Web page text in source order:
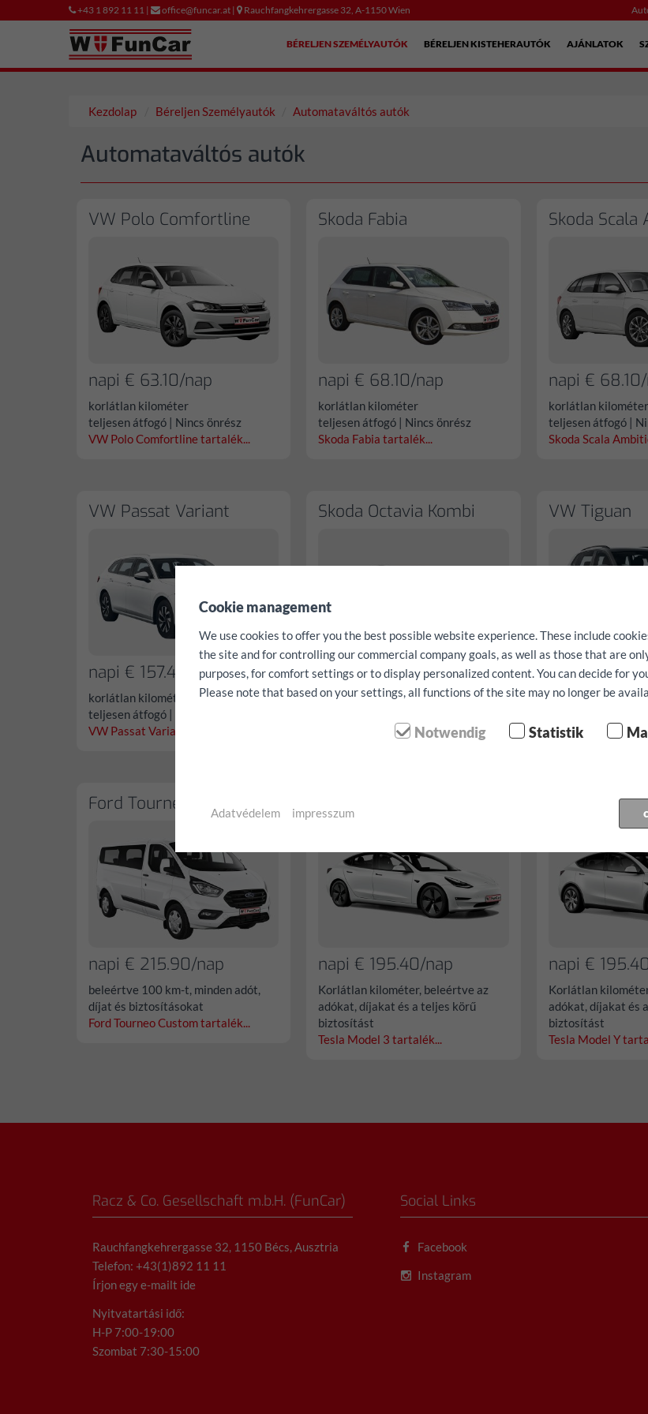
+43 1 892 11 11 | office@funcar.at | Rauchfangkehrergasse 32, A-1150 Wien
BÉRELJEN SZEMÉLYAUTÓK BÉRELJEN KISTEHERAUTÓK AJÁNLATOK
Kezdolap Béreljen Személyautók Automataváltós autók
Automataváltós autók
VW Polo Comfortline
napi € 63.10/nap
korlátlan kilométer
teljesen átfogó | Nincs önrész
VW Polo Comfortline tartalék...
Skoda Fabia
napi € 68.10/nap
korlátlan kilométer
teljesen átfogó | Nincs önrész
Skoda Fabia tartalék...
Skoda Scala
napi €
korlátlan kilométer
teljesen átfogó |
Skoda Scala
VW Passat Variant
napi € 157.40/nap
korlátlan kilométer
teljesen átfogó | Nincs önrész
VW Passat Variant tartalék...
Skoda Octavia Kombi
napi € 82.40/nap
korlátlan kilométer
Skoda Octavia Kombi tartalék...
VW Tiguan
napi €
korlátlan kilométer
VW Tiguan
Ford Tourneo Custom
napi € 215.90/nap
beleértve 100 km-t, minden adót,
díjat és biztosításokat
Ford Tourneo Custom tartalék...
napi € 195.40/nap
Korlátlan kilométer, beleértve az
adókat, díjakat és a teljes körű
biztosítást
Tesla Model 3 tartalék...
Tesla Model
napi €
Korlátlan
adókat, díjakat és
biztosítást
Tesla Model Y
Racz & Co. Gesellschaft m.b.H. (FunCar)
Rauchfangkehrergasse 32, 1150 Bécs, Ausztria
Telefon: +43(1)892 11 11
Írjon egy e-mailt ide
Nyitvatartási idő:
H-P 7:00-19:00
Szombat 7:30-15:00
Social Links
Facebook
Instagram
Cookie management
We use cookies to offer you the best possible website experience. These include
the site and for controlling our commercial company goals, as well as those that are
purposes, for comfort settings or to display personalized content. You can decide for
Please note that based on your settings, all functions of the site may no longer be
Notwendig Statistik
Adatvédelem impresszum